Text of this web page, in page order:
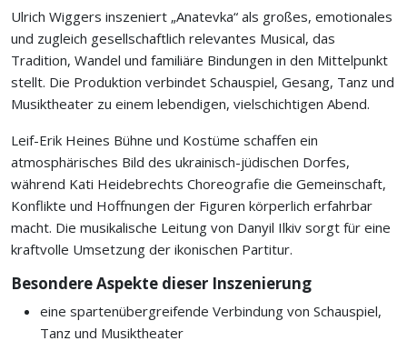
Ulrich Wiggers inszeniert „Anatevka“ als großes, emotionales
und zugleich gesellschaftlich relevantes Musical, das
Tradition, Wandel und familiäre Bindungen in den Mittelpunkt
stellt. Die Produktion verbindet Schauspiel, Gesang, Tanz und
Musiktheater zu einem lebendigen, vielschichtigen Abend.
Leif-Erik Heines Bühne und Kostüme schaffen ein
atmosphärisches Bild des ukrainisch-jüdischen Dorfes,
während Kati Heidebrechts Choreografie die Gemeinschaft,
Konflikte und Hoffnungen der Figuren körperlich erfahrbar
macht. Die musikalische Leitung von Danyil Ilkiv sorgt für eine
kraftvolle Umsetzung der ikonischen Partitur.
Besondere Aspekte dieser Inszenierung
eine spartenübergreifende Verbindung von Schauspiel,
Tanz und Musiktheater